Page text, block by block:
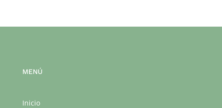
MENÚ
Inicio